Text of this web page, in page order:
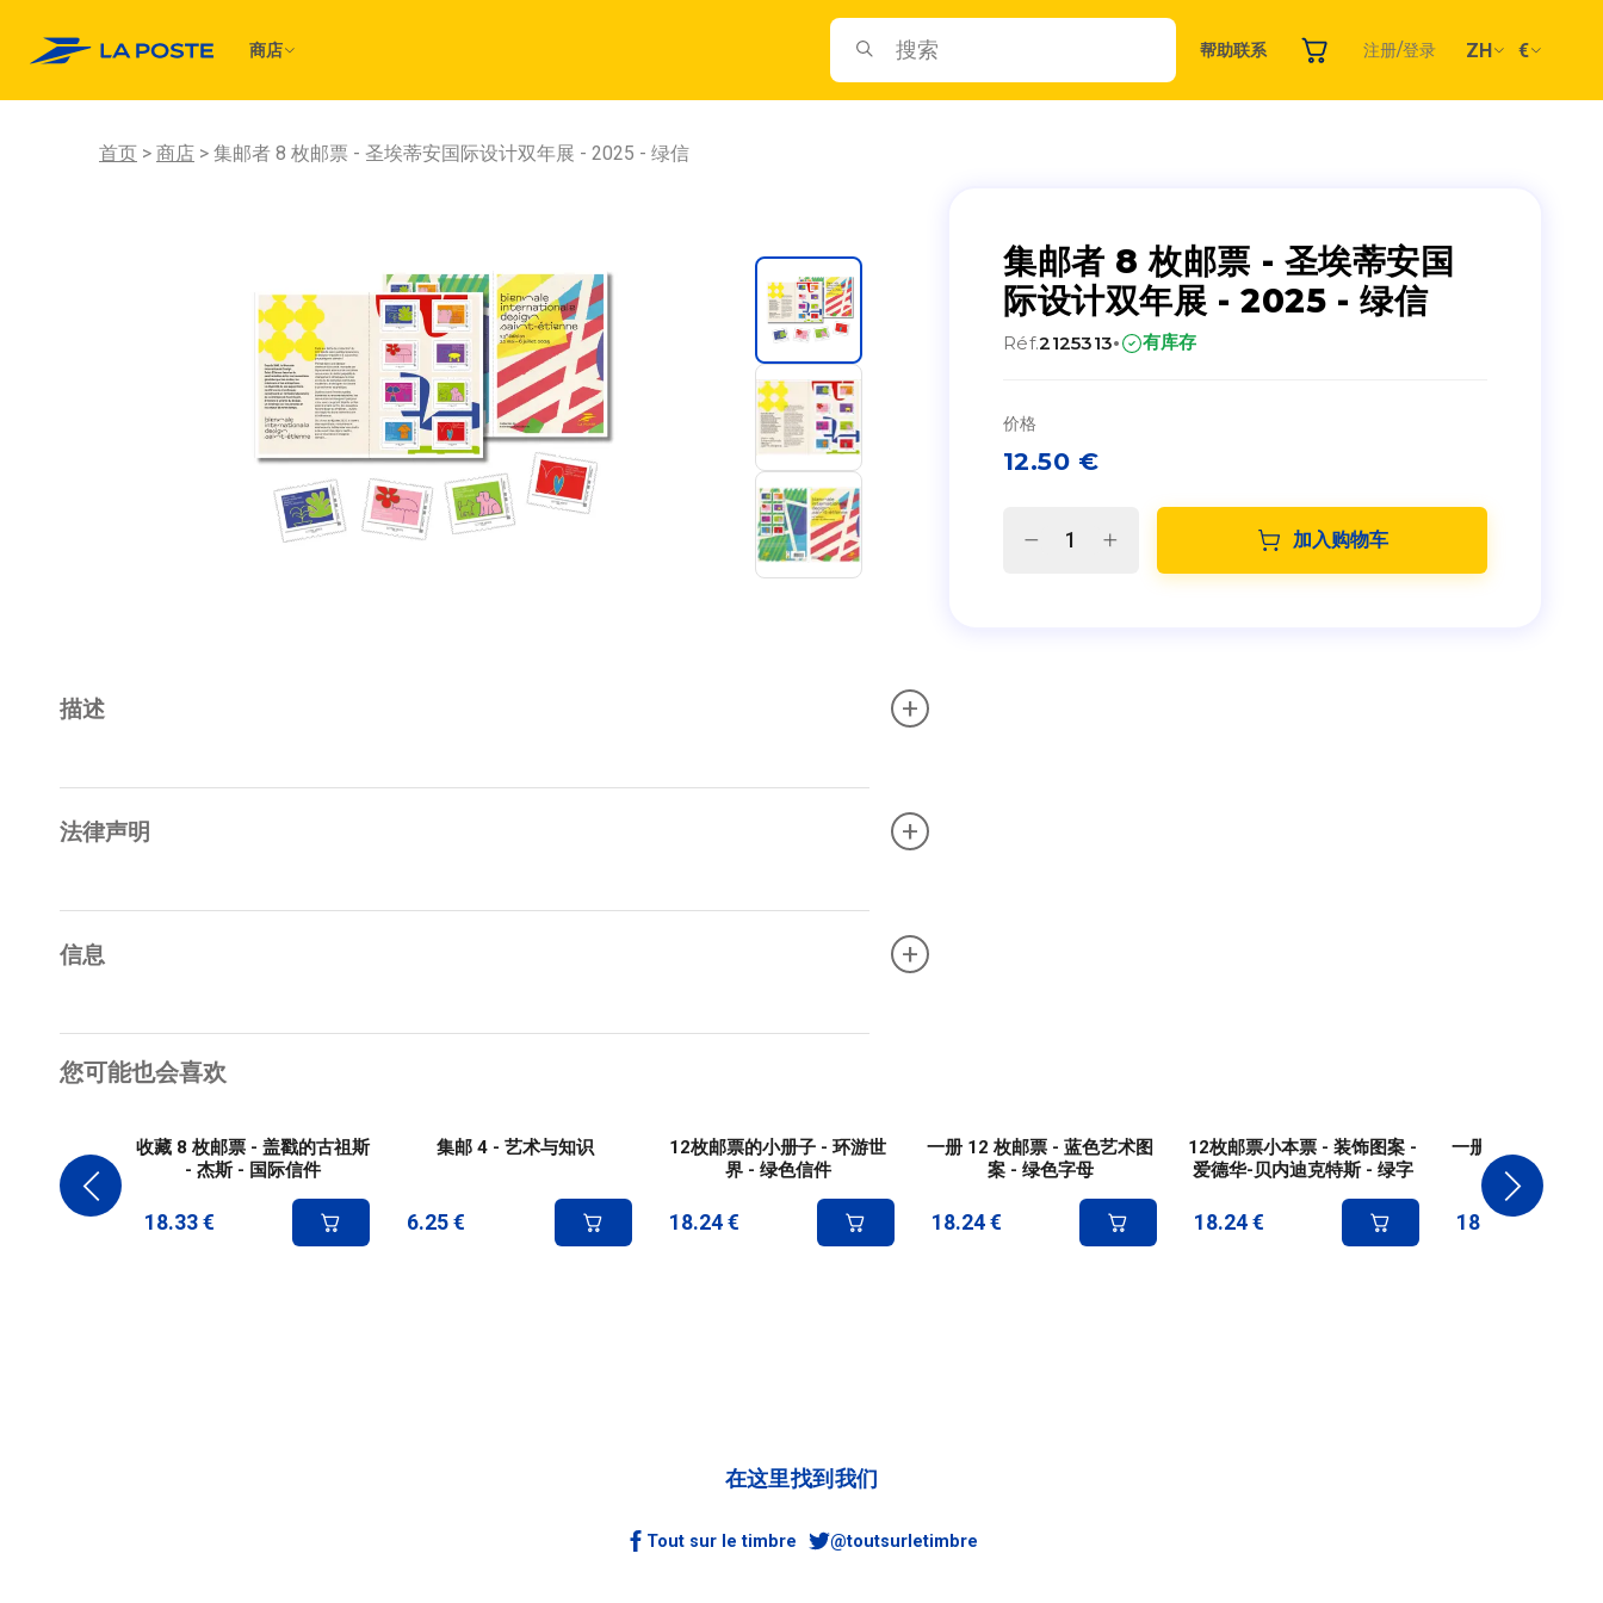
商店 帮助联系 注册/登录 ZH €
首页 商店 集邮者 8 枚邮票 - 圣埃蒂安国际设计双年展 - 2025 - 绿信
集邮者 8 枚邮票 - 圣埃蒂安国
际设计双年展 - 2025 - 绿信
Réf.2125313· 有库存
价格
12.50 €
加入购物车
描述 +
法律声明 +
信息 +
您可能也会喜欢
收藏 8 枚邮票 - 盖戳的古祖斯
- 杰斯 - 国际信件
18.33 €
集邮 4 - 艺术与知识
6.25 €
12枚邮票的小册子 - 环游世
界 - 绿色信件
18.24 €
一册 12 枚邮票 - 蓝色艺术图
案 - 绿色字母
18.24 €
12枚邮票小本票 - 装饰图案 -
爱德华-贝内迪克特斯 - 绿字
18.24 €
一册 12 枚邮票 -
18.24€
在这里找到我们
Tout sur le timbre @toutsurletimbre